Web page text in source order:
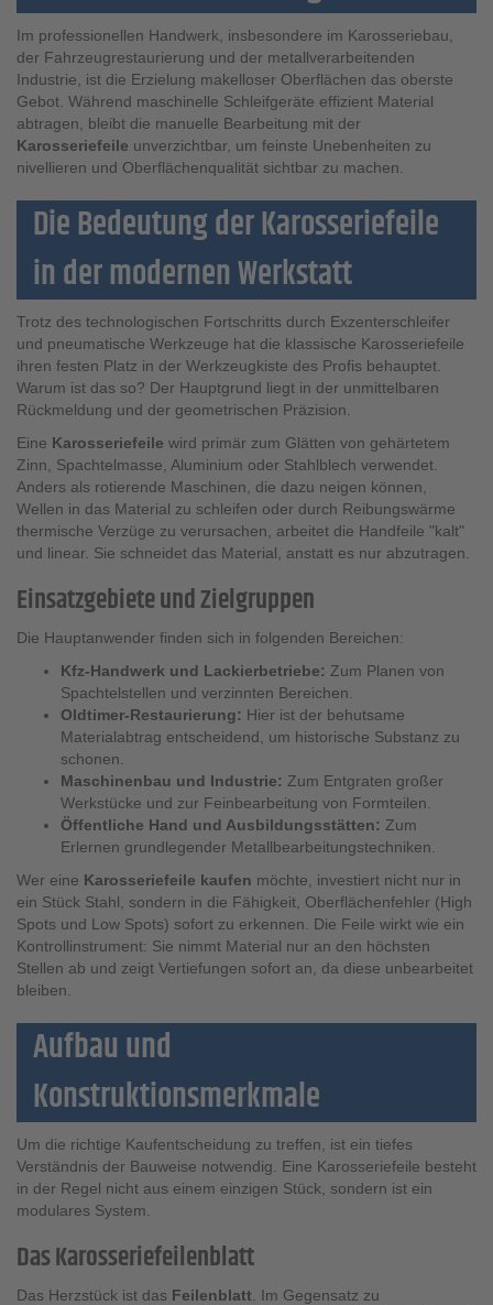
Im professionellen Handwerk, insbesondere im Karosseriebau,
der Fahrzeugrestaurierung und der metallverarbeitenden
Industrie, ist die Erzielung makelloser Oberflächen das oberste
Gebot. Während maschinelle Schleifgeräte effizient Material
abtragen, bleibt die manuelle Bearbeitung mit der
Karosseriefeile unverzichtbar, um feinste Unebenheiten zu
nivellieren und Oberflächenqualität sichtbar zu machen.
Die Bedeutung der Karosseriefeile
in der modernen Werkstatt
Trotz des technologischen Fortschritts durch Exzenterschleifer
und pneumatische Werkzeuge hat die klassische Karosseriefeile
ihren festen Platz in der Werkzeugkiste des Profis behauptet.
Warum ist das so? Der Hauptgrund liegt in der unmittelbaren
Rückmeldung und der geometrischen Präzision.
Eine Karosseriefeile wird primär zum Glätten von gehärtetem
Zinn, Spachtelmasse, Aluminium oder Stahlblech verwendet.
Anders als rotierende Maschinen, die dazu neigen können,
Wellen in das Material zu schleifen oder durch Reibungswärme
thermische Verzüge zu verursachen, arbeitet die Handfeile "kalt"
und linear. Sie schneidet das Material, anstatt es nur abzutragen.
Einsatzgebiete und Zielgruppen
Die Hauptanwender finden sich in folgenden Bereichen:
Kfz-Handwerk und Lackierbetriebe: Zum Planen von
Spachtelstellen und verzinnten Bereichen.
Oldtimer-Restaurierung: Hier ist der behutsame
Materialabtrag entscheidend, um historische Substanz zu
schonen.
Maschinenbau und Industrie: Zum Entgraten großer
Werkstücke und zur Feinbearbeitung von Formteilen.
Öffentliche Hand und Ausbildungsstätten: Zum
Erlernen grundlegender Metallbearbeitungstechniken.
Wer eine Karosseriefeile kaufen möchte, investiert nicht nur in
ein Stück Stahl, sondern in die Fähigkeit, Oberflächenfehler (High
Spots und Low Spots) sofort zu erkennen. Die Feile wirkt wie ein
Kontrollinstrument: Sie nimmt Material nur an den höchsten
Stellen ab und zeigt Vertiefungen sofort an, da diese unbearbeitet
bleiben.
Aufbau und
Konstruktionsmerkmale
Um die richtige Kaufentscheidung zu treffen, ist ein tiefes
Verständnis der Bauweise notwendig. Eine Karosseriefeile besteht
in der Regel nicht aus einem einzigen Stück, sondern ist ein
modulares System.
Das Karosseriefeilenblatt
Das Herzstück ist das Feilenblatt . Im Gegensatz zu